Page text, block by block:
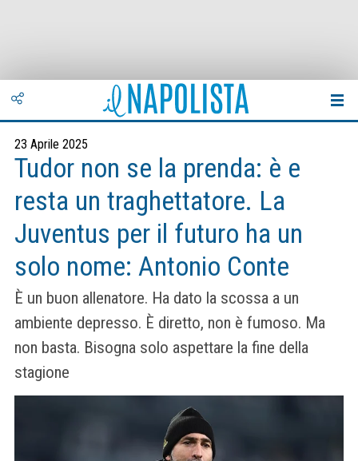
23 Aprile 2025
Tudor non se la prenda: è e
resta un traghettatore. La
Juventus per il futuro ha un
solo nome: Antonio Conte
È un buon allenatore. Ha dato la scossa a un
ambiente depresso. È diretto, non è fumoso. Ma
non basta. Bisogna solo aspettare la fine della
stagione